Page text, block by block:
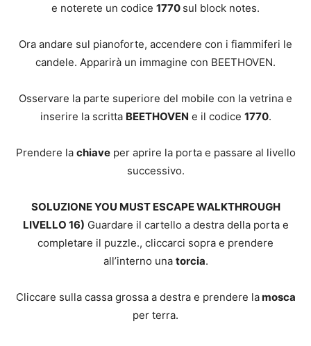
e noterete un codice 1770 sul block notes.
Ora andare sul pianoforte, accendere con i fiammiferi le
candele. Apparirà un immagine con BEETHOVEN.
Osservare la parte superiore del mobile con la vetrina e
inserire la scritta BEETHOVEN e il codice 1770.
Prendere la chiaveper aprire la porta e passare al livello
successivo.
SOLUZIONE YOU MUST ESCAPE WALKTHROUGH
LIVELLO 16) Guardare il cartello a destra della porta e
completare il puzzle., cliccarci sopra e prendere
all’interno una torcia.
Cliccare sulla cassa grossa a destra e prendere lamosca
per terra.